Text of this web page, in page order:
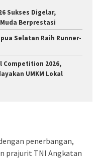
Sukses Digelar,
Berprestasi
Selatan Raih Runner-
Competition 2026,
UMKM Lokal
penerbangan,
prajurit TNI Angkatan